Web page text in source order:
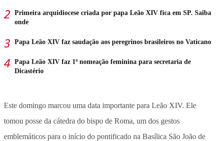
Primeira arquidiocese criada por papa Leão XIV fica em SP. Saiba
onde
Papa Leão XIV faz saudação aos peregrinos brasileiros no Vaticano
Papa Leão XIV faz 1ª nomeação feminina para secretaria de
Dicastério
Este domingo marcou uma data importante para Leão XIV. Ele
tomou posse da cátedra do bispo de Roma, um dos gestos
emblemáticos para o início do pontificado na Basílica São João de